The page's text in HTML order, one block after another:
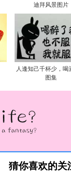
迪拜风景图片
人逢知己千杯少，喝
图集
猜你喜欢的关